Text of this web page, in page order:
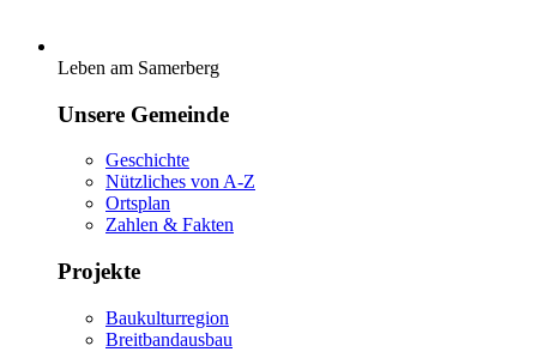
Leben am Samerberg
Unsere Gemeinde
Geschichte
Nützliches von A-Z
Ortsplan
Zahlen & Fakten
Projekte
Baukulturregion
Breitbandausbau